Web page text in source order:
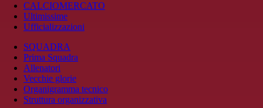
CALCIOMERCATO
Ultimissime
Ufficializzazioni
SQUADRA
Prima Squadra
Allenatori
Vecchie glorie
Organigramma tecnico
Struttura organizzativa